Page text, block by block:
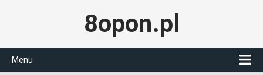
8opon.pl
Menu